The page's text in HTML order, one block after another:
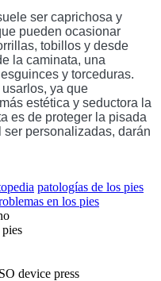
ser caprichosa y
pueden ocasionar
tobillos y desde
la caminata, una
y torceduras.
ya que
estética y seductora la
es de proteger la pisada
personalizadas, darán
patologías de los pies
en los pies
device press